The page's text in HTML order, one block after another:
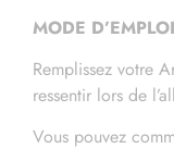
MODE
Remplissez votre
ressentir lors de
Vous pouvez